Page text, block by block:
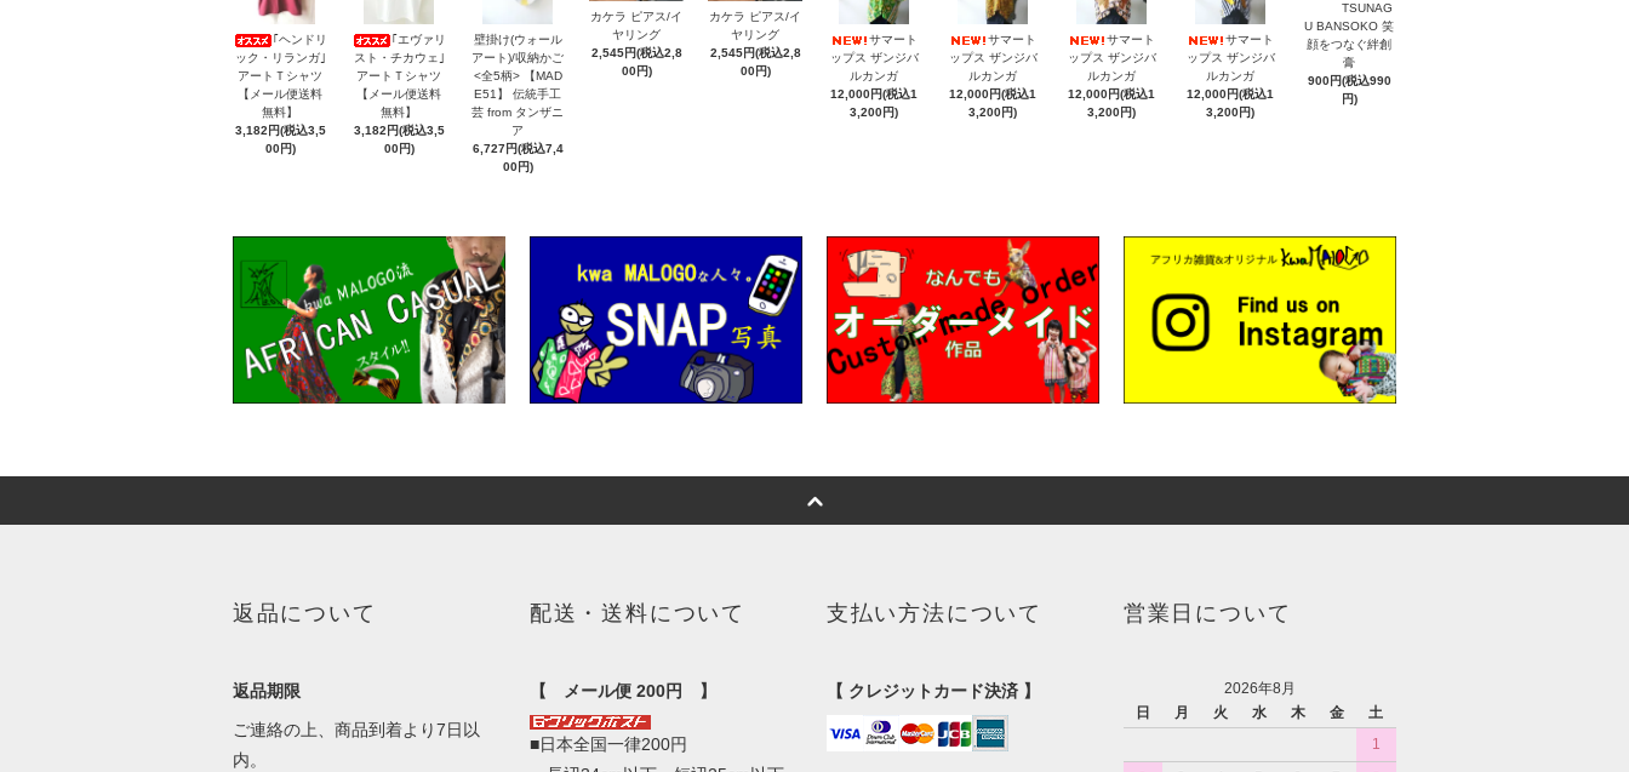
｢ヘンドリ
ック・リランガ｣
アートＴシャツ
【メール便送料
無料】
3,182円(税込3,5
00円)
｢エヴァリ
スト・チカウェ｣
アートＴシャツ
【メール便送料
無料】
3,182円(税込3,5
00円)
壁掛け(ウォール
アート)/収納かご
<全5柄> 【MAD
E51】 伝統手工
芸 from タンザニ
ア
6,727円(税込7,4
00円)
カケラ ピアス/イ
ヤリング
2,545円(税込2,8
00円)
カケラ ピアス/イ
ヤリング
2,545円(税込2,8
00円)
サマート
ップス ザンジバ
ルカンガ
12,000円(税込1
3,200円)
サマート
ップス ザンジバ
ルカンガ
12,000円(税込1
3,200円)
サマート
ップス ザンジバ
ルカンガ
12,000円(税込1
3,200円)
サマート
ップス ザンジバ
ルカンガ
12,000円(税込1
3,200円)
TSUNAG
U BANSOKO 笑
顔をつなぐ絆創
膏
900円(税込990
円)
返品について
返品期限
ご連絡の上、商品到着より7日以
内。
配送・送料について
【 メール便 200円 】
■日本全国一律200円
支払い方法について
【 クレジットカード決済 】
営業日について
2026年8月
日
月 火 水 木 金
土
1